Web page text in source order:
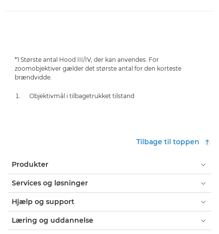
*1 Største antal Hood III/IV, der kan anvendes. For
zoomobjektiver gælder det største antal for den korteste
brændvidde.
Objektivmål i tilbagetrukket tilstand
Tilbage til toppen
Produkter
Services og løsninger
Hjælp og support
Læring og uddannelse